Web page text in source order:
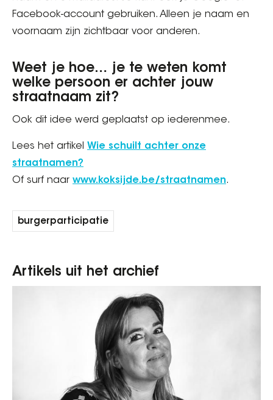
Facebook-account gebruiken. Alleen je naam en
voornaam zijn zichtbaar voor anderen.
Weet je hoe… je te weten komt
welke persoon er achter jouw
straatnaam zit?
Ook dit idee werd geplaatst op iederenmee.
Lees het artikel Wie schuilt achter onze
straatnamen?
Of surf naar www.koksijde.be/straatnamen.
burgerparticipatie
Artikels uit het archief